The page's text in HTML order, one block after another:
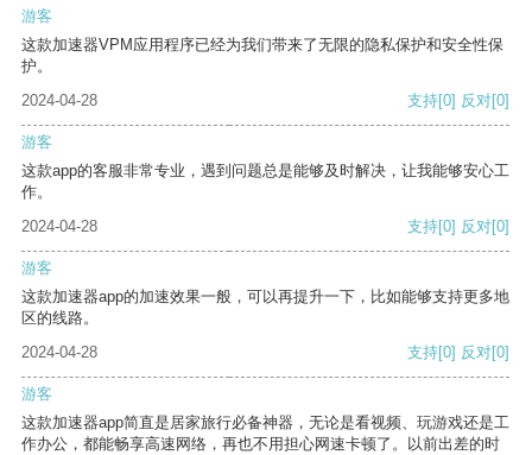
游客
这款加速器VPM应用程序已经为我们带来了无限的隐私保护和安全性保
护。
2024-04-28
支持[0] 反对[0]
游客
这款app的客服非常专业，遇到问题总是能够及时解决，让我能够安心工
作。
2024-04-28
支持[0] 反对[0]
游客
这款加速器app的加速效果一般，可以再提升一下，比如能够支持更多地
区的线路。
2024-04-28
支持[0] 反对[0]
游客
这款加速器app简直是居家旅行必备神器，无论是看视频、玩游戏还是工
作办公，都能畅享高速网络，再也不用担心网速卡顿了。以前出差的时